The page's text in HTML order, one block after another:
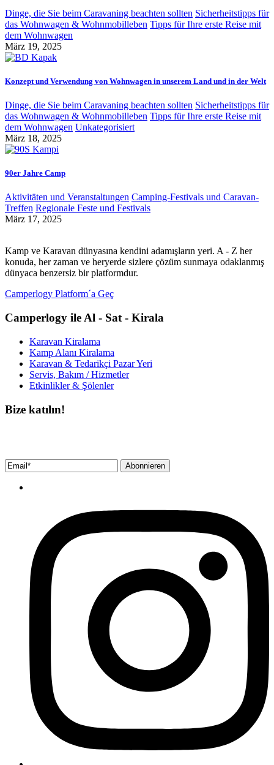
Dinge, die Sie beim Caravaning beachten sollten Sicherheitstipps für
das Wohnwagen & Wohnmobilleben Tipps für Ihre erste Reise mit
dem Wohnwagen
März 19, 2025
Konzept und Verwendung von Wohnwagen in unserem Land und in der Welt
Dinge, die Sie beim Caravaning beachten sollten Sicherheitstipps für
das Wohnwagen & Wohnmobilleben Tipps für Ihre erste Reise mit
dem Wohnwagen Unkategorisiert
März 18, 2025
90er Jahre Camp
Aktivitäten und Veranstaltungen Camping-Festivals und Caravan-
Treffen Regionale Feste und Festivals
März 17, 2025
Kamp ve Karavan dünyasına kendini adamışların yeri. A - Z her
konuda, her zaman ve heryerde sizlere çözüm sunmaya odaklanmış
dünyaca benzersiz bir platformdur.
Camperlogy Platform´a Geç
Camperlogy ile Al - Sat - Kirala
Karavan Kiralama
Kamp Alanı Kiralama
Karavan & Tedarikçi Pazar Yeri
Servis, Bakım / Hizmetler
Etkinlikler & Şölenler
Bize katılın!